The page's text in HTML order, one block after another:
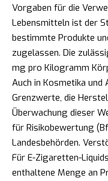
Vorgaben für die
Lebensmitteln ist der
bestimmte Produkte
zugelassen. Die
mg pro Kilogramm
Auch in Kosmetika
Grenzwerte, die
Überwachung dieser
für Risikobewertung
Landesbehörden.
Für E-Zigaretten-
enthaltene Menge an